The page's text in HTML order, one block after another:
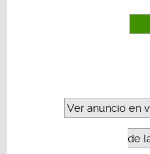
Ver anuncio en
de